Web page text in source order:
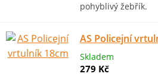
pohyblivý žebřík.
AS Policejní
Skladem
279 Kč